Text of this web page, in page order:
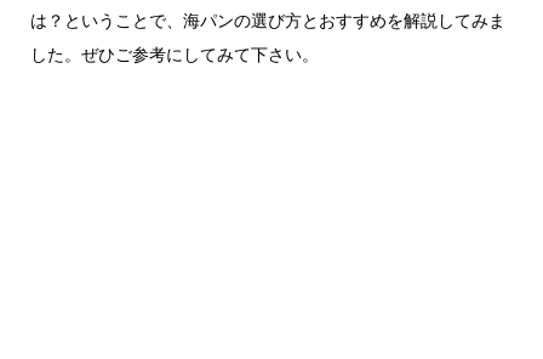
は？ということで、海パンの選び方とおすすめを解説してみま
した。ぜひご参考にしてみて下さい。